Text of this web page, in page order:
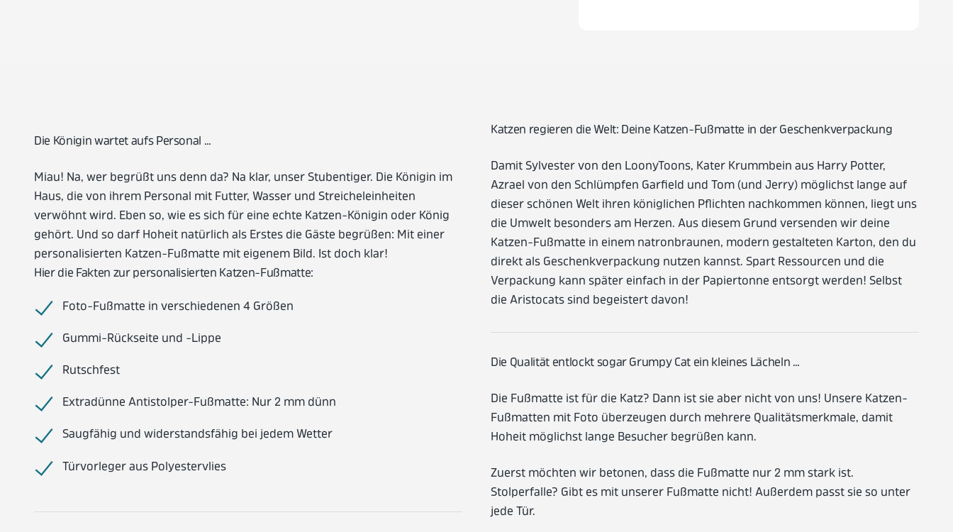
Die Königin wartet aufs Personal …
Miau! Na, wer begrüßt uns denn da? Na klar, unser Stubentiger. Die Königin im
Haus, die von ihrem Personal mit Futter, Wasser und Streicheleinheiten
verwöhnt wird. Eben so, wie es sich für eine echte Katzen-Königin oder König
gehört. Und so darf Hoheit natürlich als Erstes die Gäste begrüßen: Mit einer
personalisierten Katzen-Fußmatte mit eigenem Bild. Ist doch klar!
Hier die Fakten zur personalisierten Katzen-Fußmatte:
Foto-Fußmatte in verschiedenen 4 Größen
Gummi-Rückseite und -Lippe
Rutschfest
Extradünne Antistolper-Fußmatte: Nur 2 mm dünn
Saugfähig und widerstandsfähig bei jedem Wetter
Türvorleger aus Polyestervlies
Katzen regieren die Welt: Deine Katzen-Fußmatte in der Geschenkverpackung
Damit Sylvester von den LoonyToons, Kater Krummbein aus Harry Potter,
Azrael von den Schlümpfen Garfield und Tom (und Jerry) möglichst lange auf
dieser schönen Welt ihren königlichen Pflichten nachkommen können, liegt uns
die Umwelt besonders am Herzen. Aus diesem Grund versenden wir deine
Katzen-Fußmatte in einem natronbraunen, modern gestalteten Karton, den du
direkt als Geschenkverpackung nutzen kannst. Spart Ressourcen und die
Verpackung kann später einfach in der Papiertonne entsorgt werden! Selbst
die Aristocats sind begeistert davon!
Die Qualität entlockt sogar Grumpy Cat ein kleines Lächeln …
Die Fußmatte ist für die Katz? Dann ist sie aber nicht von uns! Unsere Katzen-
Fußmatten mit Foto überzeugen durch mehrere Qualitätsmerkmale, damit
Hoheit möglichst lange Besucher begrüßen kann.
Zuerst möchten wir betonen, dass die Fußmatte nur 2 mm stark ist.
Stolperfalle? Gibt es mit unserer Fußmatte nicht! Außerdem passt sie so unter
jede Tür.